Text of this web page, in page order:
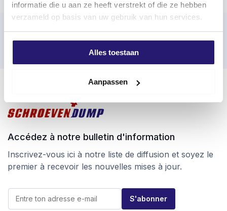
informatie die u aan ze heeft verstrekt of die ze hebben
verzameld op basis van uw gebruik van hun services.
Alles toestaan
Aanpassen
Commandé avant 17h00 les jours ouvrables, expédié le jour
Retour facile sous 100 jours
Livraison gratuite à partir de 99 €
Accédez à notre bulletin d'information
Inscrivez-vous ici à notre liste de diffusion et soyez le
premier à recevoir les nouvelles mises à jour.
E
m
S'abonner